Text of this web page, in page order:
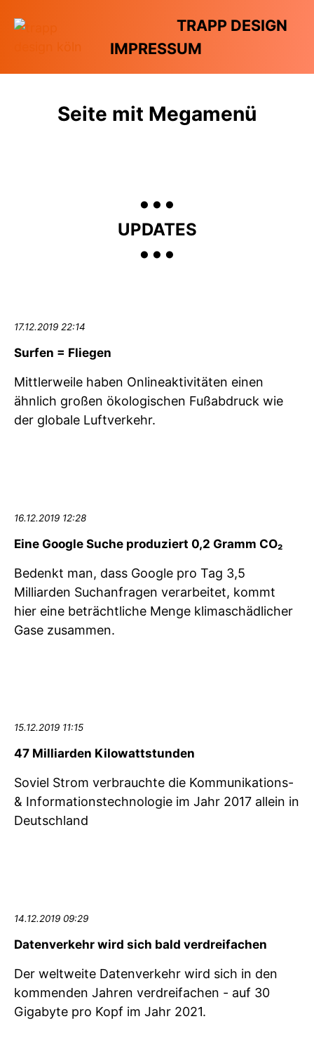
TRAPP DESIGN
IMPRESSUM
Seite mit Megamenü
...
UPDATES
...
17.12.2019 22:14
Surfen = Fliegen
Mittlerweile haben Onlineaktivitäten einen
ähnlich großen ökologischen Fuß­abdruck wie
der globale Luftverkehr.
16.12.2019 12:28
Eine Google Suche produziert 0,2 Gramm CO₂
Bedenkt man, dass Google pro Tag 3,5
Milliarden Suchanfragen verarbeitet, kommt
hier eine beträchtliche Menge klimaschädlicher
Gase zusammen.
15.12.2019 11:15
47 Milliarden Kilowattstunden
Soviel Strom verbrauchte die Kommunikations-
& Informations­technologie im Jahr 2017 allein in
Deutschland
14.12.2019 09:29
Datenverkehr wird sich bald verdreifachen
Der weltweite Datenverkehr wird sich in den
kommenden Jahren verdreifachen - auf 30
Gigabyte pro Kopf im Jahr 2021.